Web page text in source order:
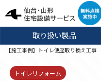
取り扱い製品
【施工事例】トイレ便座取り換え工事
トイレリフォーム